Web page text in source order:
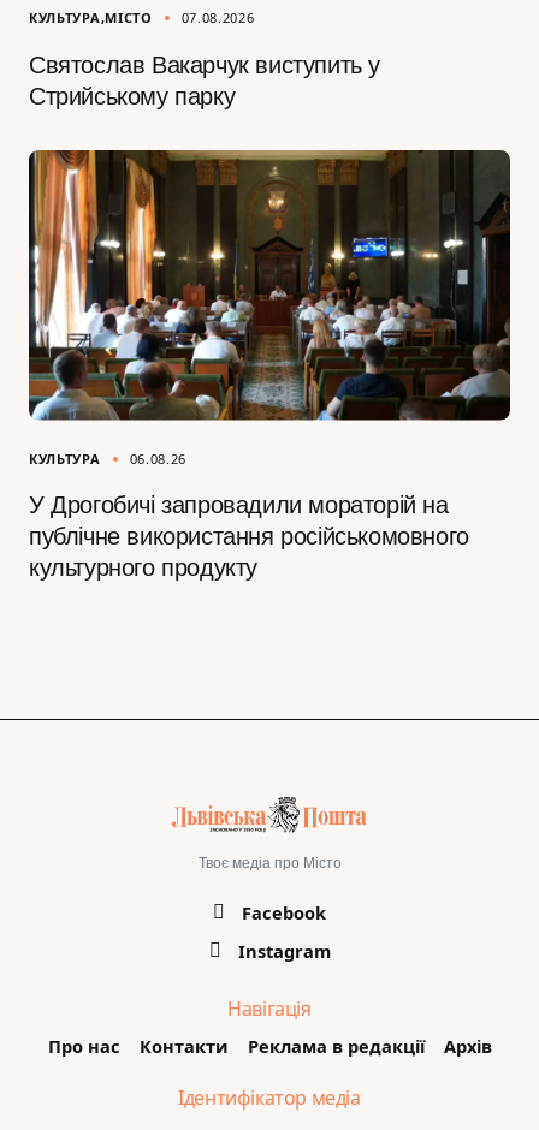
КУЛЬТУРА МІСТО 07.08.2026
Святослав Вакарчук виступить у
Стрийському парку
КУЛЬТУРА 06.08.26
У Дрогобичі запровадили мораторій на
публічне використання російськомовного
культурного продукту
Твоє медіа про Місто
Facebook
Instagram
Навігація
Про нас Контакти Реклама в редакції Архів
Ідентифікатор медіа